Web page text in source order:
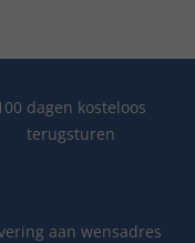
dagen kosteloos
terugsturen
aan wensadres